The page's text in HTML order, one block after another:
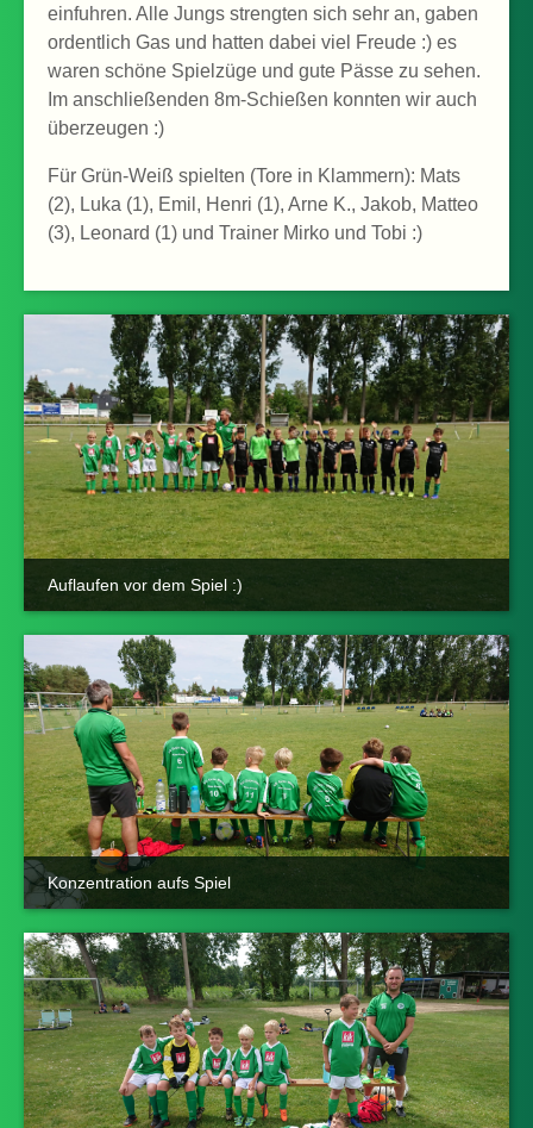
einfuhren. Alle Jungs strengten sich sehr an, gaben
ordentlich Gas und hatten dabei viel Freude :) es
waren schöne Spielzüge und gute Pässe zu sehen.
Im anschließenden 8m-Schießen konnten wir auch
überzeugen :)
Für Grün-Weiß spielten (Tore in Klammern): Mats
(2), Luka (1), Emil, Henri (1), Arne K., Jakob, Matteo
(3), Leonard (1) und Trainer Mirko und Tobi :)
Auflaufen vor dem Spiel :)
Konzentration aufs Spiel